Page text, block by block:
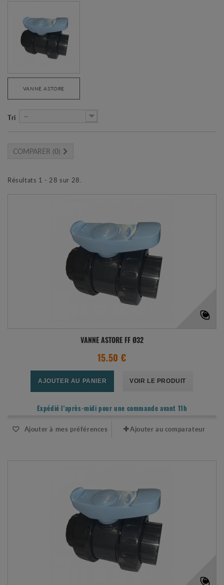
VANNE ASTORE
Tri --
COMPARER (0)
Résultats 1 - 28 sur 28.
VANNE ASTORE FF Ø32
15.50 €
AJOUTER AU PANIER VOIR LE PRODUIT
Expédié l'après-midi pour une commande avant 11h
Ajouter à mes préférences Ajouter au comparateur